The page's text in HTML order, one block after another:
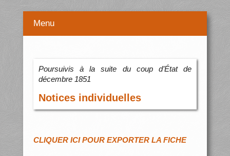
Menu
Poursuivis à la suite du coup d’État de
décembre 1851
Notices individuelles
CLIQUER ICI POUR EXPORTER LA FICHE